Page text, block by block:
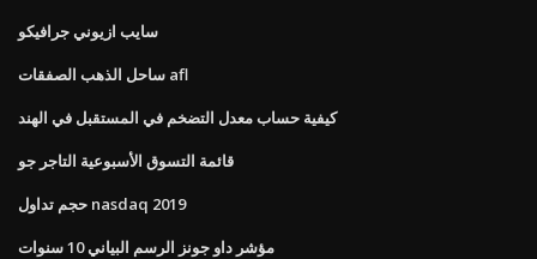
سايب ازيوني جرافيكو
ساحل الذهب الصفقات afl
كيفية حساب معدل التضخم في المستقبل في الهند
قائمة التسوق الأسبوعية التاجر جو
حجم تداول nasdaq 2019
مؤشر داو جونز الرسم البياني 10 سنوات